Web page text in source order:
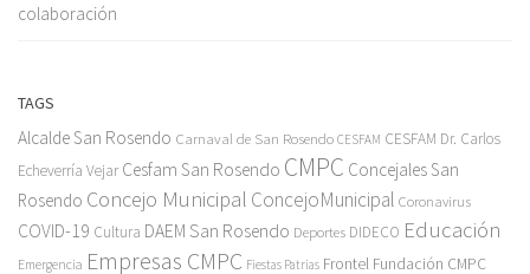
colaboración
TAGS
Alcalde San Rosendo Carnaval de San Rosendo CESFAM CESFAM Dr. Carlos
Echeverría Vejar Cesfam San Rosendo CMPC Concejales San
Rosendo Concejo Municipal ConcejoMunicipal Coronavirus
COVID-19 Cultura DAEM San Rosendo Deportes DIDECO Educación
Emergencia Empresas CMPC Fiestas Patrias Frontel Fundación CMPC